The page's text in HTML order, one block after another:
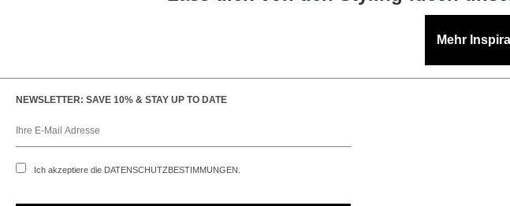
Mehr
NEWSLETTER: SAVE 10% & STAY UP TO DATE
Ich akzeptiere die DATENSCHUTZBESTIMMUNGEN